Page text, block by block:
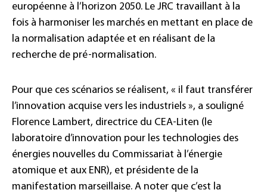
européenne à l’horizon 2050. Le JRC travaillant à la
fois à harmoniser les marchés en mettant en place de
la normalisation adaptée et en réalisant de la
recherche de pré-normalisation.
Pour que ces scénarios se réalisent, « il faut transférer
l’innovation acquise vers les industriels », a souligné
Florence Lambert, directrice du CEA-Liten (le
laboratoire d’innovation pour les technologies des
énergies nouvelles du Commissariat à l’énergie
atomique et aux ENR), et présidente de la
manifestation marseillaise. A noter que c’est la